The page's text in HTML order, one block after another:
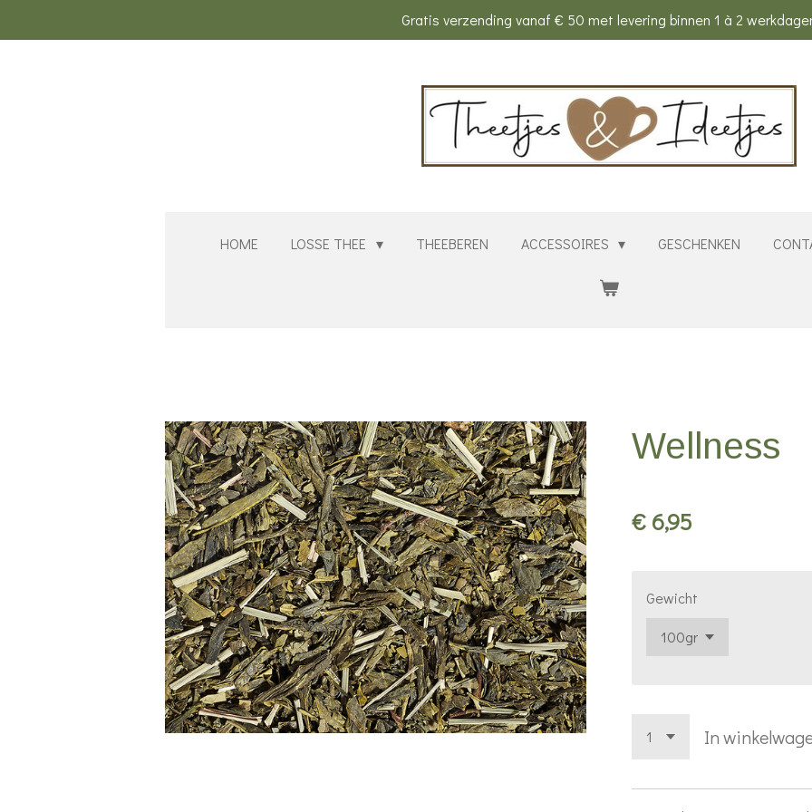
Gratis verzending vanaf € 50 met levering binnen 1 à 2
HOME LOSSE THEE THEEBEREN ACCESSOIRES GESCHENKEN
Wellness
€ 6,95
Gewicht
In